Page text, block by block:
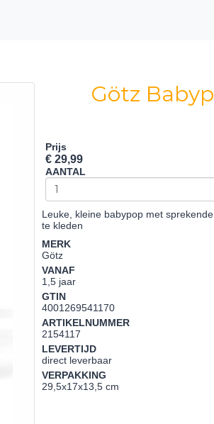
Götz
Prijs
€ 29,99
AANTAL
Leuke, kleine babypop met
te kleden
MERK
Götz
VANAF
1,5 jaar
GTIN
4001269541170
ARTIKELNUMMER
2154117
LEVERTIJD
direct leverbaar
VERPAKKING
29,5x17x13,5 cm